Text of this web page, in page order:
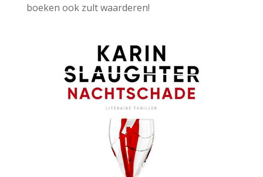
boeken ook zult waarderen!